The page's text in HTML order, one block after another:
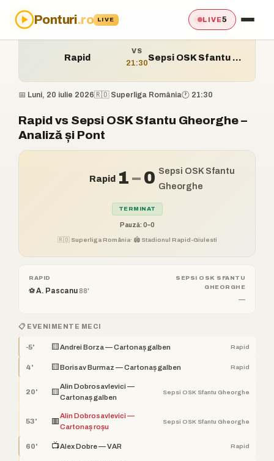
Ponturi.ro LIVE LIVE5
Acasă›Ponturi›Rapid vs Sepsi OSK Sfantu Gheorghe
Rapid
VS
21:30
Sepsi OSK Sfantu Gheorghe
📅 Luni, 20 iulie 2026🇷🇴 Superliga România🕐 21:30
Rapid vs Sepsi OSK Sfantu Gheorghe –
Analiză și Pont
Rapid 1–0 Sepsi OSK Sfantu
Gheorghe
TERMINAT
Pauză: 0–0
🇷🇴 Superliga România· 🏟️ Stadionul Rapid-Giulesti
RAPID
⚽ A. Pascanu88'
SEPSI OSK SFANTU
GHEORGHE
—
📋 EVENIMENTE MECI
-5' 🟨 Andrei Borza — Cartonaș galben Rapid
4' 🟨 Borisav Burmaz — Cartonaș galben Rapid
20' 🟨
Alin Dobrosavlevici —
Cartonaș galben
Sepsi OSK Sfantu Gheorghe
53' 🟥
Alin Dobrosavlevici —
Cartonaș roșu
Sepsi OSK Sfantu Gheorghe
60' 📺Alex Dobre — VAR Rapid